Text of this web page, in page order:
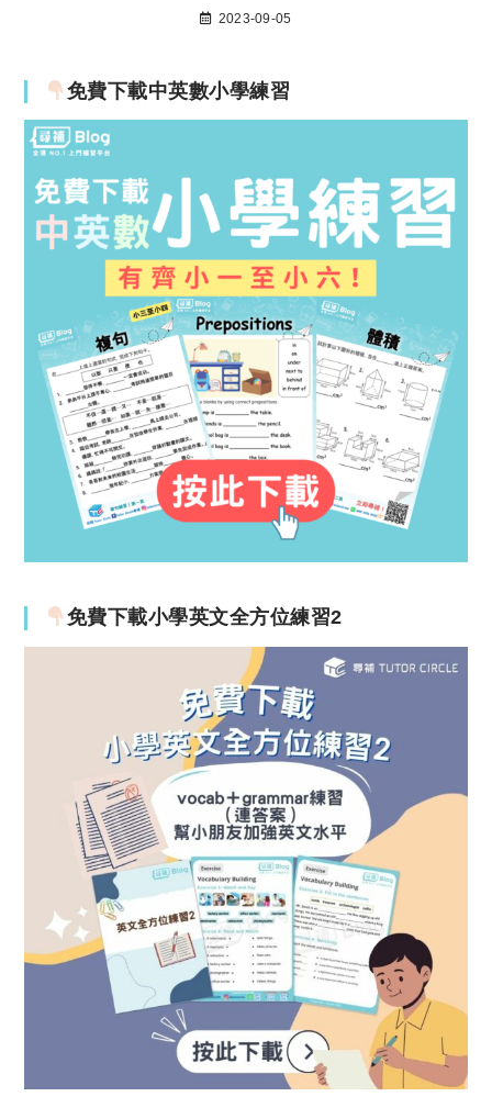
2023-09-05
免費下載中英數小學練習
免費下載小學英文全方位練習2